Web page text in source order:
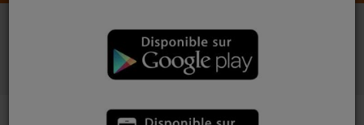
Les Rencontres du
3ème Geek #10